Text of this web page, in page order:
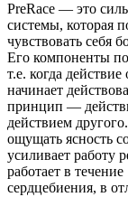
PreRace — это
системы, которая
чувствовать себя
Его компоненты
т.е. когда
начинает
принцип —
действием
ощущать ясность
усиливает работу
работает в
сердцебиения, в